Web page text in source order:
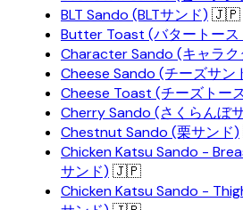
BLT Sando (BLTサンド) 🇯🇵
Butter Toast (バタートース
Character Sando (キャラク
Cheese Sando (チーズサン
Cheese Toast (チーズトー
Cherry Sando (さくらんぼ
Chestnut Sando (栗サンド)
Chicken Katsu Sando -
サンド) 🇯🇵
Chicken Katsu Sando -